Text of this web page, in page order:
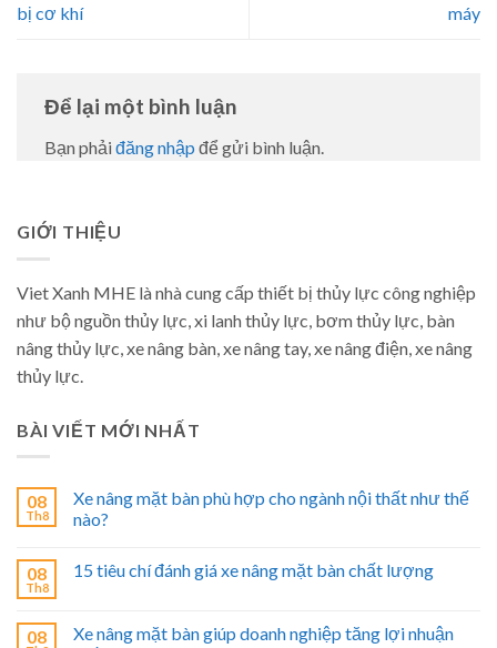
bị cơ khí
máy
Để lại một bình luận
Bạn phải đăng nhập để gửi bình luận.
GIỚI THIỆU
Viet Xanh MHE là nhà cung cấp thiết bị thủy lực công nghiệp
như bộ nguồn thủy lực, xi lanh thủy lực, bơm thủy lực, bàn
nâng thủy lực, xe nâng bàn, xe nâng tay, xe nâng điện, xe nâng
thủy lực.
BÀI VIẾT MỚI NHẤT
08
Th8
Xe nâng mặt bàn phù hợp cho ngành nội thất như thế
nào?
08
Th8
15 tiêu chí đánh giá xe nâng mặt bàn chất lượng
08
Xe nâng mặt bàn giúp doanh nghiệp tăng lợi nhuận